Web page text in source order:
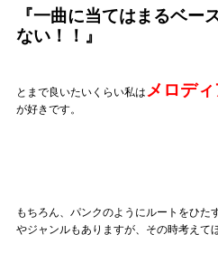
お問い合わせ
ログイン
muevoクラウドファンディング
『一曲に当てはまるベー
ない！！』
とまで良いたいくらい私は メロデ
が好きです。
もちろん、パンクのようにルートをひた
やジャンルもありますが、その時考えて